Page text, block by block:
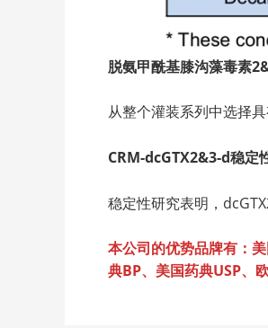
脱氨甲酰基膝沟藻毒素
从整个灌装系列中选择
CRM-dcGTX2&3-d稳定
稳定性研究表明，
本公司的优势品牌有：
典BP、美国药典USP、